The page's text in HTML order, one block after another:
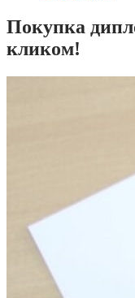
Покупка
кликом!